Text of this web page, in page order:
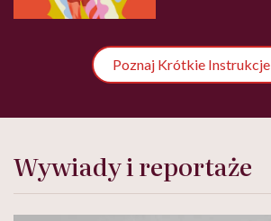
Poznaj Krótkie Instrukcje
Wywiady i reportaże